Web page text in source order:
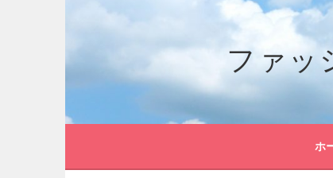
ン
ス
ファッ
ホ